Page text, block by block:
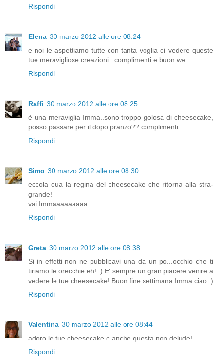
Rispondi
Elena 30 marzo 2012 alle ore 08:24
e noi le aspettiamo tutte con tanta voglia di vedere queste
tue meravigliose creazioni.. complimenti e buon we
Rispondi
Raffi 30 marzo 2012 alle ore 08:25
è una meraviglia Imma..sono troppo golosa di cheesecake,
posso passare per il dopo pranzo?? complimenti....
Rispondi
Simo 30 marzo 2012 alle ore 08:30
eccola qua la regina del cheesecake che ritorna alla stra-
grande!
vai Immaaaaaaaaa
Rispondi
Greta 30 marzo 2012 alle ore 08:38
Si in effetti non ne pubblicavi una da un po...occhio che ti
tiriamo le orecchie eh! :) E' sempre un gran piacere venire a
vedere le tue cheesecake! Buon fine settimana Imma ciao :)
Rispondi
Valentina 30 marzo 2012 alle ore 08:44
adoro le tue cheesecake e anche questa non delude!
Rispondi